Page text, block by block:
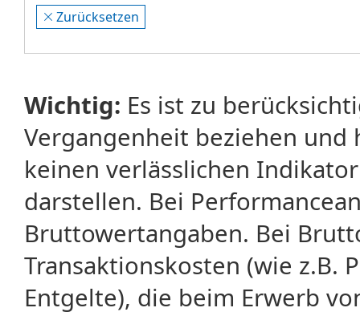
Zurücksetzen
Wichtig: Es ist zu
Vergangenheit beziehen
keinen verlässlichen
darstellen. Bei
Bruttowertangaben. Bei
Transaktionskosten (wie z.B.
Entgelte), die beim Erwerb